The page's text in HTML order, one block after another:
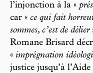
l’injonction à la «
car « ce qui fait
sommes, c’est de
Romane Brisard
« imprégnation
justice jusqu’à